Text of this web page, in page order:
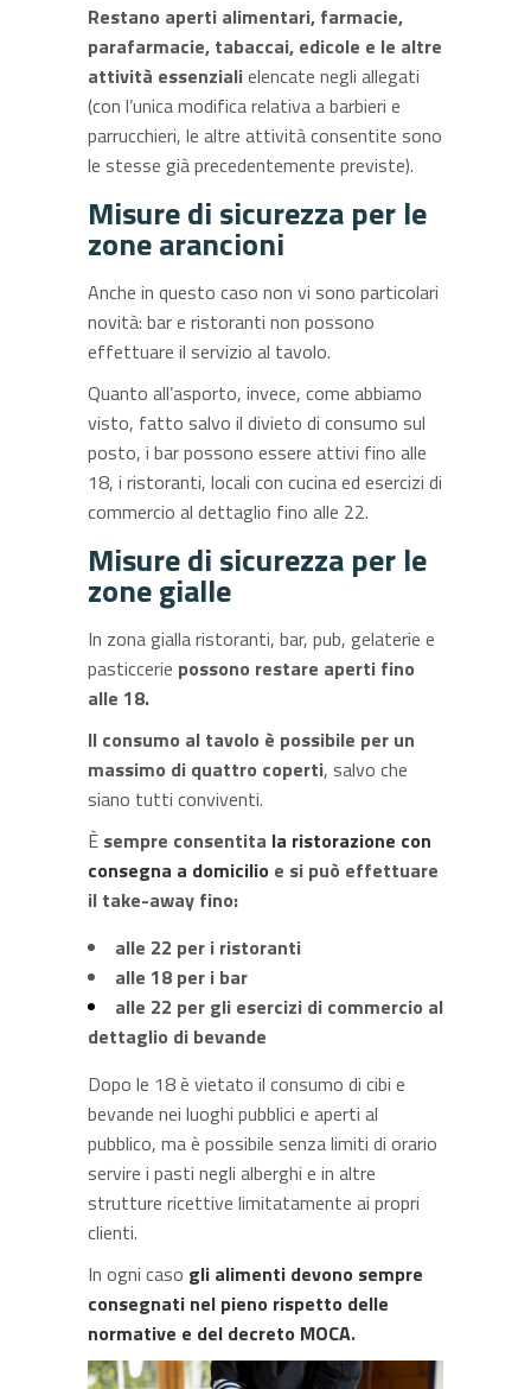
Restano aperti alimentari, farmacie,
parafarmacie, tabaccai, edicole e le altre
attività essenzialielencate negli allegati
(con l’unica modifica relativa a barbieri e
parrucchieri, le altre attività consentite sono
le stesse già precedentemente previste).
Misure di sicurezza per le
zone arancioni
Anche in questo caso non vi sono particolari
novità: bar e ristoranti non possono
effettuare il servizio al tavolo.
Quanto all’asporto, invece, come abbiamo
visto, fatto salvo il divieto di consumo sul
posto, i bar possono essere attivi fino alle
18, i ristoranti, locali con cucina ed esercizi di
commercio al dettaglio fino alle 22.
Misure di sicurezza per le
zone gialle
In zona gialla ristoranti, bar, pub, gelaterie e
pasticcerie possono restare aperti fino
alle 18.
Il consumo al tavolo è possibile per un
massimo di quattro coperti, salvo che
siano tutti conviventi.
È sempre consentita la ristorazione con
consegna a domicilio e si può effettuare
il take-away fino:
alle 22 per i ristoranti
alle 18 per i bar
alle 22 per gli esercizi di commercio al
dettaglio di bevande
Dopo le 18 è vietato il consumo di cibi e
bevande nei luoghi pubblici e aperti al
pubblico, ma è possibile senza limiti di orario
servire i pasti negli alberghi e in altre
strutture ricettive limitatamente ai propri
clienti.
In ogni caso gli alimenti devono sempre
consegnati nel pieno rispetto delle
normative e del decreto MOCA.